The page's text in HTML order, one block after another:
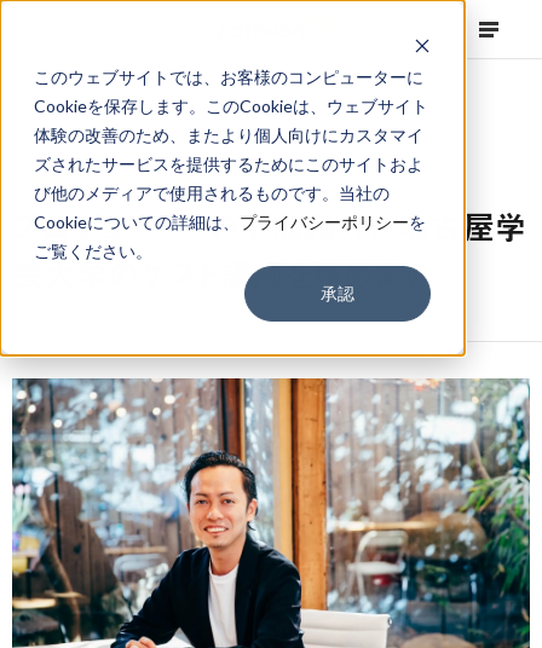
このウェブサイトでは、お客様のコンピューターに
Cookieを保存します。このCookieは、ウェブサイト
体験の改善のため、またより個人向けにカスタマイ
ズされたサービスを提供するためにこのサイトおよ
び他のメディアで使用されるものです。当社の
Cookieについての詳細は、 プライバシーポリシーを
ご覧ください。
承認
NEWS Corporate Topics 2024.10.18
プロデューサーの小島和人が名古屋学
芸大学のゲスト講師を務めます